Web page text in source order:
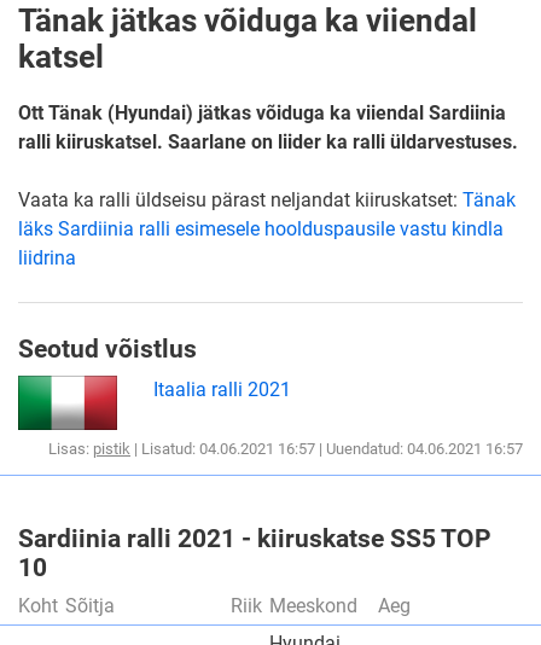
Tänak jätkas võiduga ka viiendal
katsel
Ott Tänak (Hyundai) jätkas võiduga ka viiendal Sardiinia
ralli kiiruskatsel. Saarlane on liider ka ralli üldarvestuses.
Vaata ka ralli üldseisu pärast neljandat kiiruskatset: Tänak
läks Sardiinia ralli esimesele hoolduspausile vastu kindla
liidrina
Seotud võistlus
Itaalia ralli 2021
Lisas: pistik | Lisatud: 04.06.2021 16:57 | Uuendatud: 04.06.2021 16:57
Sardiinia ralli 2021 - kiiruskatse SS5 TOP
10
Koht Sõitja Riik Meeskond Aeg